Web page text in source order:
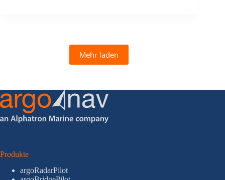
Mehr laden
Produkte
argoRadarPilot